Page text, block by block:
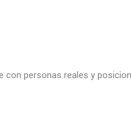
con personas reales y